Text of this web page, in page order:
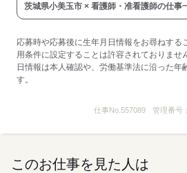
茨城県小美玉市 × 看護師・准看護師の仕事
応募時や応募後に生年月日情報をお尋ねする
用条件に設定することは許容されておりませ
日情報は本人確認や、労働基準法に沿った年
す。
仕事No.557089 管理番号：
このお仕事を見た人は